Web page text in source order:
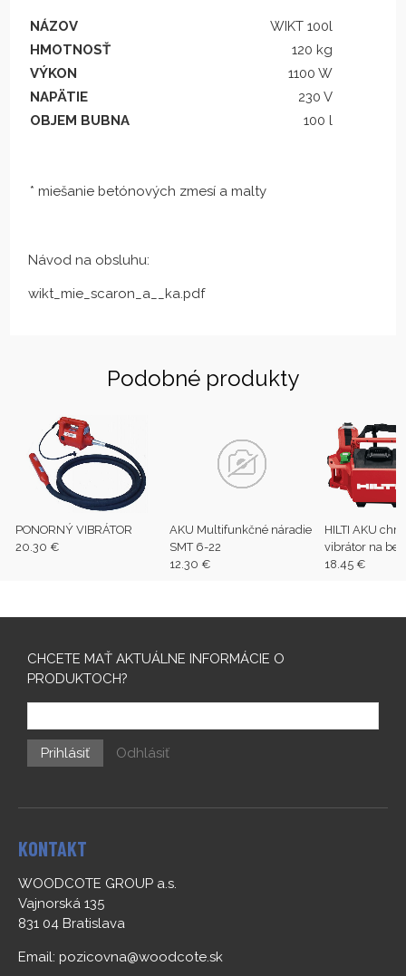
NÁZOV
WIKT 100l
HMOTNOSŤ
120 kg
VÝKON
1100 W
NAPÄTIE
230 V
OBJEM BUBNA
100 l
* miešanie betónových zmesí a malty
Návod na obsluhu:
wikt_mie_scaron_a__ka.pdf
Podobné produkty
PONORNÝ VIBRÁTOR
20.30 €
AKU Multifunkčné náradie
SMT 6-22
12.30 €
HILTI AKU
vibrátor na
22
18.45 €
CHCETE MAŤ AKTUÁLNE INFORMÁCIE O
PRODUKTOCH?
Prihlásiť Odhlásiť
KONTAKT
WOODCOTE GROUP a.s.
Vajnorská 135
831 04 Bratislava
Email: pozicovna@woodcote.sk